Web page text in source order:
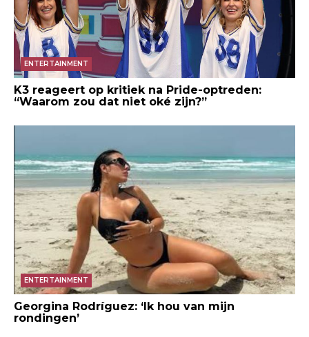
ENTERTAINMENT
K3 reageert op kritiek na Pride-optreden:
“Waarom zou dat niet oké zijn?”
ENTERTAINMENT
Georgina Rodríguez: ‘Ik hou van mijn
rondingen’